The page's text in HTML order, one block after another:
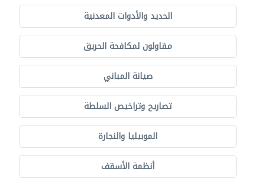
الحديد والأدوات المعدنية
مقاولون لمكافحة الحريق
صيانة المباني
تصاريح وتراخيص السلطة
الموبيليا والنجارة
أنظمة الأسقف